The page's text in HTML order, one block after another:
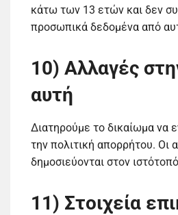
κάτω των 13 ετών και δεν
προσωπικά δεδομένα από
10) Αλλαγές
αυτή
Διατηρούμε το δικαίωμα να
την πολιτική απορρήτου. Οι
δημοσιεύονται στον
11) Στοιχεία